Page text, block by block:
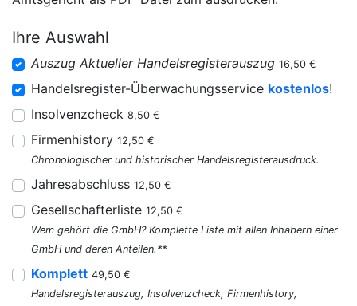
Ihre Auswahl
Auszug Aktueller Handelsregisterauszug 16,50 €
Handelsregister-Überwachungsservice kostenlos!
Insolvenzcheck 8,50 €
Firmenhistory 12,50 €
Chronologischer und historischer Handelsregisterausdruck.
Jahresabschluss 12,50 €
Gesellschafterliste 12,50 €
Wem gehört die GmbH? Komplette Liste mit allen Inhabern einer
GmbH und deren Anteilen.**
Komplett 49,50 €
Handelsregisterauszug, Insolvenzcheck, Firmenhistory,